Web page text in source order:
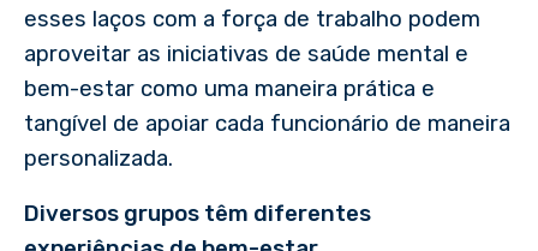
esses laços com a força de trabalho podem
aproveitar as iniciativas de saúde mental e
bem-estar como uma maneira prática e
tangível de apoiar cada funcionário de maneira
personalizada.
Diversos grupos têm diferentes